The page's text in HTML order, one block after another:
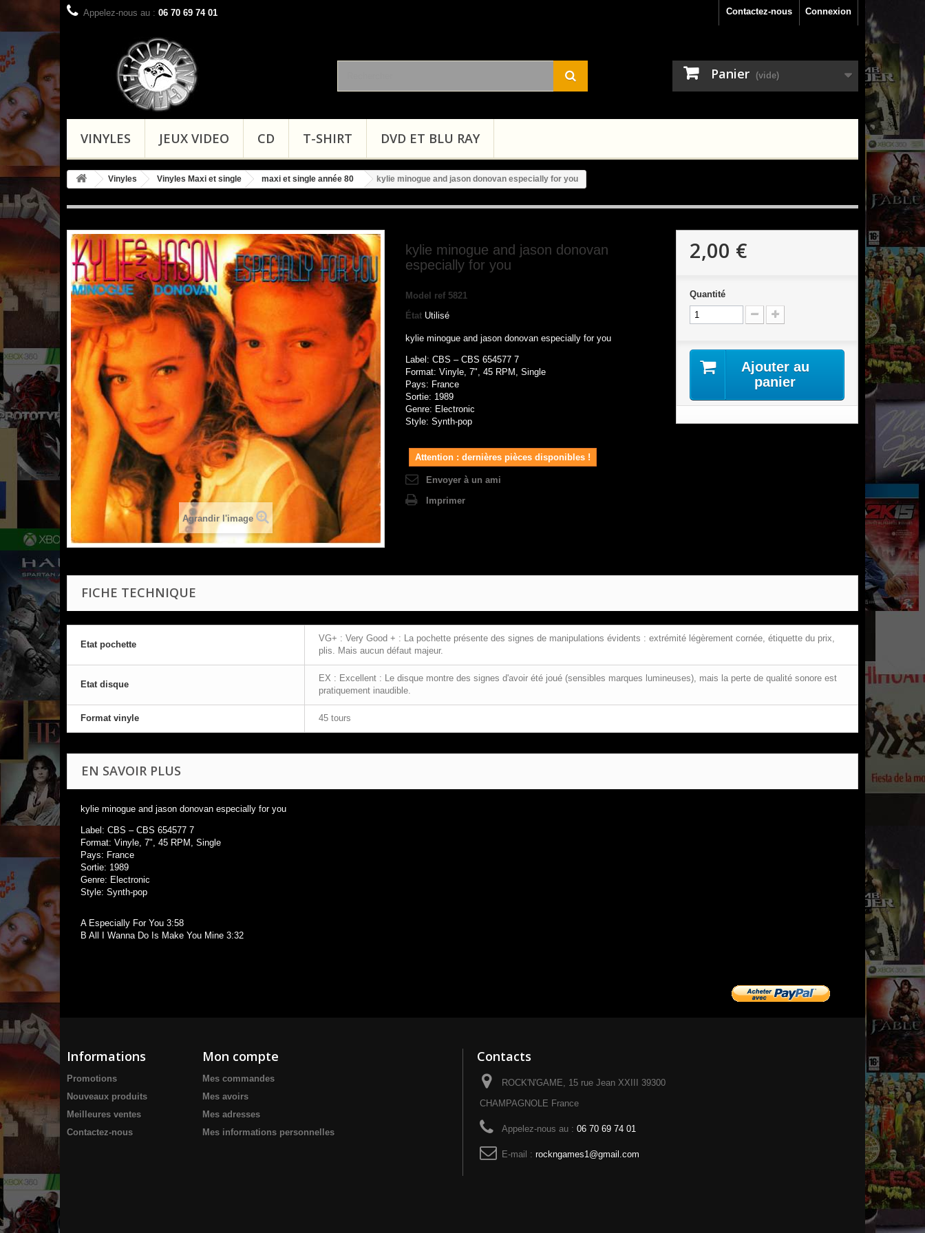
Connexion
Contactez-nous
Appelez-nous au : 06 70 69 74 01
Panier (vide)
VINYLES JEUX VIDEO CD T-SHIRT DVD ET BLU RAY
Vinyles Vinyles Maxi et single maxi et single année 80 kylie minogue and jason donovan especially for you
Agrandir l'image
kylie minogue and jason donovan
especially for you
Model ref 5821
État Utilisé
kylie minogue and jason donovan especially for you
Label: CBS – CBS 654577 7
Format: Vinyle, 7", 45 RPM, Single
Pays: France
Sortie: 1989
Genre: Electronic
Style: Synth-pop
Attention : dernières pièces disponibles !
Envoyer à un ami
Imprimer
2,00 €
Quantité
Ajouter au
panier
FICHE TECHNIQUE
Etat pochette
VG+ : Very Good + : La pochette présente des signes de manipulations évidents : extrémité légèrement cornée, étiquette du prix,
plis. Mais aucun défaut majeur.
Etat disque
EX : Excellent : Le disque montre des signes d'avoir été joué (sensibles marques lumineuses), mais la perte de qualité sonore est
pratiquement inaudible.
Format vinyle 45 tours
EN SAVOIR PLUS
kylie minogue and jason donovan especially for you
Label: CBS – CBS 654577 7
Format: Vinyle, 7", 45 RPM, Single
Pays: France
Sortie: 1989
Genre: Electronic
Style: Synth-pop
A Especially For You 3:58
B All I Wanna Do Is Make You Mine 3:32
Informations
Promotions
Nouveaux produits
Meilleures ventes
Contactez-nous
Mon compte
Mes commandes
Mes avoirs
Mes adresses
Mes informations personnelles
Contacts
ROCK'N'GAME, 15 rue Jean XXIII 39300
CHAMPAGNOLE France
Appelez-nous au : 06 70 69 74 01
E-mail : rockngames1@gmail.com